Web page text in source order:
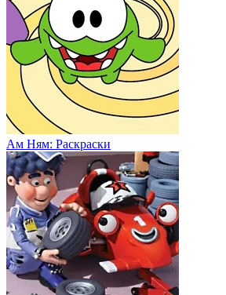
Ам Ням: Раскраски